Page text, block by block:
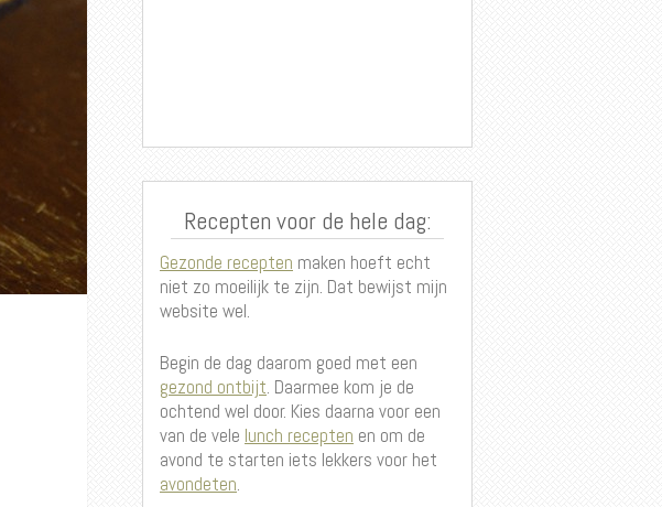
Recepten voor de hele dag:
Gezonde recepten maken hoeft echt
niet zo moeilijk te zijn. Dat bewijst mijn
website wel.
Begin de dag daarom goed met een
gezond ontbijt. Daarmee kom je de
ochtend wel door. Kies daarna voor een
van de vele lunch recepten en om de
avond te starten iets lekkers voor het
avondeten.